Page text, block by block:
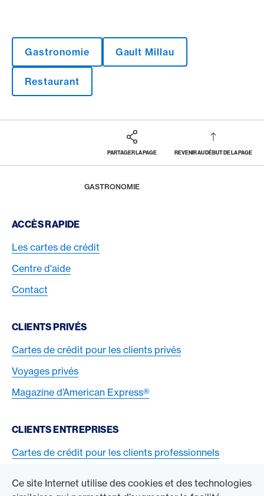
Ce site Internet utilise des cookies et des technologies
Gastronomie Gault Millau
Restaurant
PARTAGER LA PAGE REVENIR AU DÉBUT DE LA PAGE
Footer
GASTRONOMIE
Footer Navigation
ACCÈS RAPIDE
Les cartes de crédit
Centre d'aide
Contact
CLIENTS PRIVÉS
Cartes de crédit pour les clients privés
Voyages privés
Magazine d’American Express®
CLIENTS ENTREPRISES
Cartes de crédit pour les clients professionnels